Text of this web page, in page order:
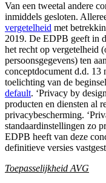
Van een tweetal andere
inmiddels gesloten.
vergetelheid met
2019. De EDPB geeft in
het recht op vergetelheid
persoonsgegevens) ten
conceptdocument d.d. 13
toelichting van de
default. ‘Privacy by
producten en diensten al
privacybescherming.
standaardinstellingen zo
EDPB heeft van deze
definitieve versies
Toepasselijkheid AVG